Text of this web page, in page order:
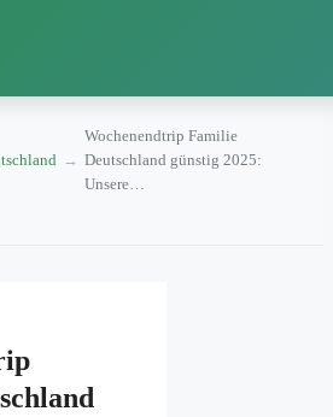
→
Wochenendtrip Familie
Deutschland günstig 2025:
Unsere…